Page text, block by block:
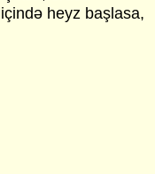
heyz başlasa,